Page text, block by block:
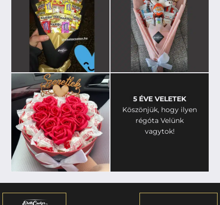
5 ÉVE VELETEK
Köszönjük, hogy ilyen
régóta Velünk
vagytok!